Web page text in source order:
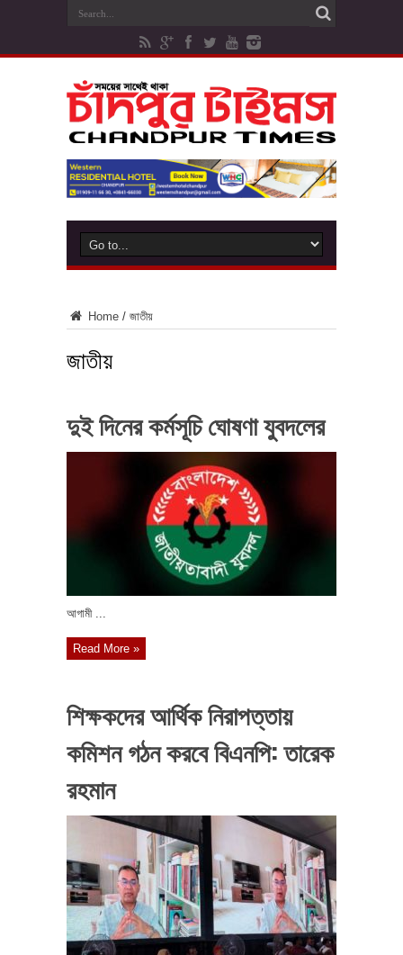
Home / জাতীয়
জাতীয়
দুই দিনের কর্মসূচি ঘোষণা যুবদলের
আগামী ...
Read More »
শিক্ষকদের আর্থিক নিরাপত্তায়
কমিশন গঠন করবে বিএনপি: তারেক
রহমান